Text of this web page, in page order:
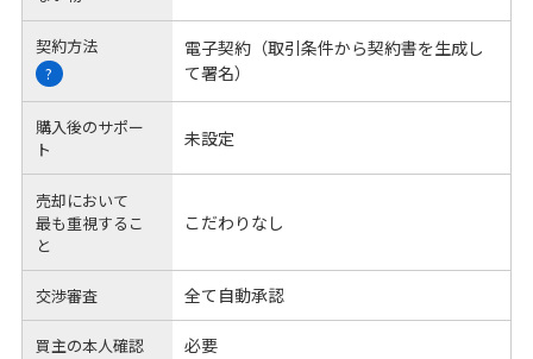
契約方法
?
電子契約（取引条件から契約書を生成し
て署名）
購入後のサポー
ト
未設定
売却において
最も重視するこ
と
こだわりなし
交渉審査 全て自動承認
買主の本人確認 必要